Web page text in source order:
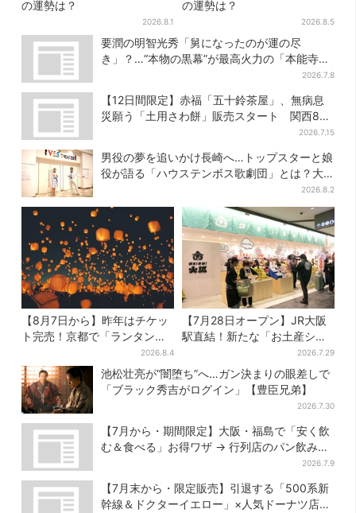
の運勢は？
2026.8.1
の運勢は？
2026.8.5
要潤の明智光秀「舅になったのが運の尽
き」？…“本物の黒幕”が最高火力の「本能寺」
2026.7.8
【12日間限定】赤福「五十鈴茶屋」、無病息
災願う「土用さわ餅」販売スタート 関西8カ
2026.7.15
男役の夢を追いかけ長崎へ…トップスターと娘
役が語る「ハウステンボス歌劇団」とは？大
2026.8.2
【8月7日から】昨年はチケッ
ト完売！京都で「ランタンフ
ェス」、最大3500の光が夜空
に…会場には縁日も
2026.8.4
【7月28日オープン】JR大阪
駅直結！新たな「お土産ショ
ップ」、銘菓バラ売りで地元
民の“おやつ調達”にも
2026.7.29
池松壮亮が“闇堕ち”へ…ガン決まりの眼差しで
「ブラック秀吉がログイン」【豊臣兄弟】
2026.7.30
【7月から・期間限定】大阪・福島で「安く飲
む＆食べる」お得ワザ → 行列店のパン飲みセ
2026.7.9
【7月末から・限定販売】引退する「500系新
幹線＆ドクターイエロー」×人気ドーナツ店が